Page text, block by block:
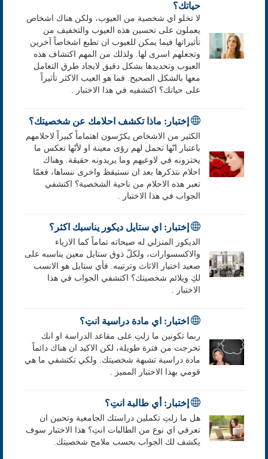
حياتك؟
لا تخلو اي شخصية من العيوب، ولكن هناك اشخاص
يعملون على تحسين هذه العيوب والتخفيف من
تأثيراتها فيما يمكن للعيوب ان تطبع اشخاصاً آخرين
وتجعلهم اسرى لها. ولذلك من المهم اكتشاف هذه
العيوب وتحديدها بشكل دقيق لايجاد طرق التعامل
معها بالشكل الصحيح. فما هو العيب الاكثر تأثيراً
على حياتك؟ اكتشفيه في هذا الاختبار .
إختبار: ماذا تكشف احلامك عن شخصيتك؟
الكثير من الاشخاص يكرّسون اهتماماً كبيراً لاحلامهم
باعتبار انّها تحمل لهم رؤى معينة او لأنّها تعكس ما
يختزونه في لاوعيهم وما يريدونه حقيقة. وهناك
احلام نتذكرها بعد ان نستيقظ واخرى ننساها، فعمّا
تعبر هذه الاحلام من ناحية الشخصية؟ اكتشفي
الجواب في هذا الاختبار .
إختبار: اي ستايل ديكور يناسبك اكثر؟
الديكور المنزلي له صيحاته تماماً كما الازياء
والاكسسوارات، ولكلّ ذوق ستايل معين يناسبه على
صعيد اختيار الاثاث وترتيبه. فأي ستايل هو الانسب
لكِ ويلائم شخصيتك؟ اكتشفي الجواب في هذا
الاختبار .
اختبار: اي مادة دراسية انتِ؟
ربما تكونين ما زلتِ على مقاعد الدراسة او انك
تخرجت من فترة طويلة، لكن الاكيد ان هناك دائماً
مادة دراسية تشبهة شخصيتك. ولكي تكتشفي ما هي
قومي بهذا الاختبار المميز .
إختبار: أي طالبة انتِ؟
هل ما زلتِ تكملين دراستك الجامعية وتحبين ان
تعرفي اي نوع من الطالبات انتِ؟ هذا الاختبار سوف
يكشف لك الجواب بحسب ملامح شخصيتك.